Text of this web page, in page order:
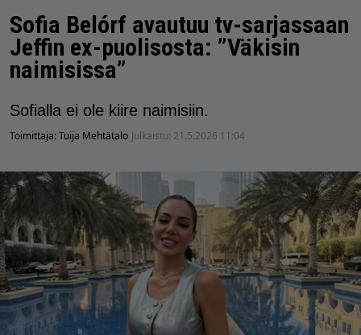
Sofia Belórf avautuu tv-sarjassaan
Jeffin ex-puolisosta: ”Väkisin
naimisissa”
Sofialla ei ole kiire naimisiin.
Toimittaja:Tuija Mehtätalo Julkaistu: 21.5.2026 11:04